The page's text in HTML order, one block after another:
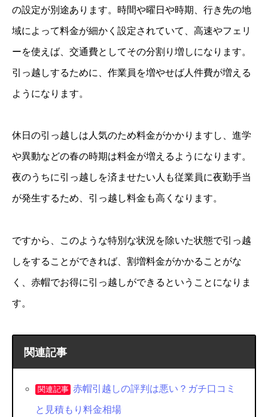
の設定が別途あります。時間や曜日や時期、行き先の地
域によって料金が細かく設定されていて、高速やフェリ
ーを使えば、交通費としてその分割り増しになります。
引っ越しするために、作業員を増やせば人件費が増える
ようになります。
休日の引っ越しは人気のため料金がかかりますし、進学
や異動などの春の時期は料金が増えるようになります。
夜のうちに引っ越しを済ませたい人も従業員に夜勤手当
が発生するため、引っ越し料金も高くなります。
ですから、このような特別な状況を除いた状態で引っ越
しをすることができれば、割増料金がかかることがな
く、赤帽でお得に引っ越しができるということになりま
す。
関連記事
関連記事 赤帽引越しの評判は悪い？ガチ口コミ
と見積もり料金相場